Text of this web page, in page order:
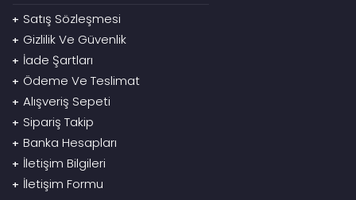
+ Satış Sözleşmesi
+ Gizlilik Ve Güvenlik
+ İade Şartları
+ Ödeme Ve Teslimat
+ Alışveriş Sepeti
+ Sipariş Takip
+ Banka Hesapları
+ İletişim Bilgileri
+ İletişim Formu